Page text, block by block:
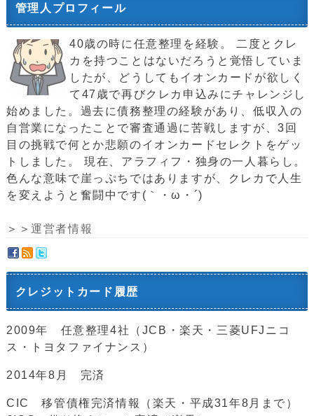
管理人プロフィール
40歳の時に任意整理を経験。 二度とクレ
カを持つことはないだろうと覚悟していま
したが、どうしてもイオンカードが欲しく
て47歳で再びクレカ申込みにチャレンジし
始めました。過去に債務整理の経験があり、低収入の
自営業になったことで審査通過に苦戦しますが、3回
目の挑戦で何とか悲願のイオンカードセレクトをゲッ
トしました。 現在、アラフィフ・独身の一人暮らし。
色んな意味で崖っぷちではありますが、クレカで人生
を変えようと奮闘中です(｀・ω・´)ゞ
＞＞運営者情報
クレジットカード履歴
2009年 任意整理4社（JCB・楽天・三菱UFJニコ
ス・トヨタファイナンス）
2014年8月 完済
CIC 移管債権完済情報（楽天・平成31年8月まで）